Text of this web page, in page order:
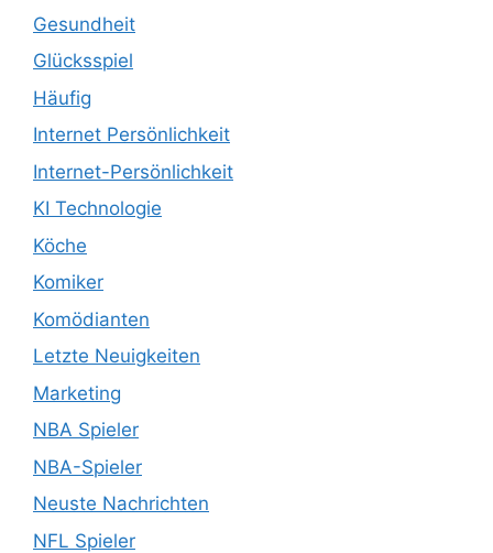
Gesundheit
Glücksspiel
Häufig
Internet Persönlichkeit
Internet-Persönlichkeit
KI Technologie
Köche
Komiker
Komödianten
Letzte Neuigkeiten
Marketing
NBA Spieler
NBA-Spieler
Neuste Nachrichten
NFL Spieler